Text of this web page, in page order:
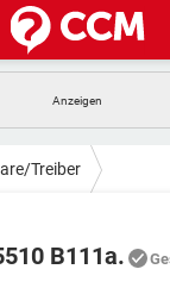
IOS
TIKTOK
Treiber
B111a.